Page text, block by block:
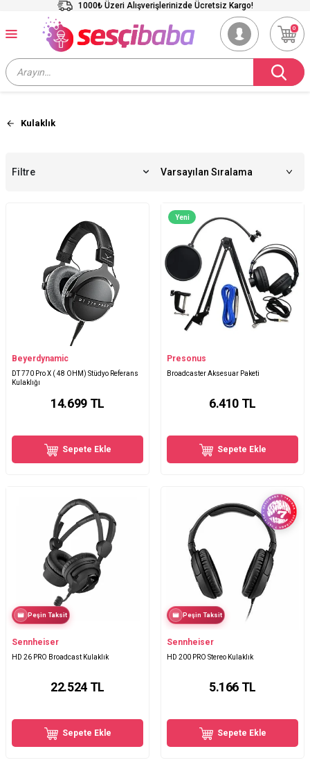
1000₺ Üzeri Alışverişlerinizde Ücretsiz Kargo!
0
Kulaklık
Filtre
Beyerdynamic
DT 770 Pro X ( 48 OHM) Stüdyo Referans
Kulaklığı
14.699TL
Sepete Ekle
Yeni
Presonus
Broadcaster Aksesuar Paketi
6.410 TL
Sepete Ekle
Peşin Taksit
Sennheiser
HD 26 PRO Broadcast Kulaklık
22.524TL
Sepete Ekle
Peşin Taksit
Sennheiser
HD 200 PRO Stereo Kulaklık
5.166 TL
Sepete Ekle